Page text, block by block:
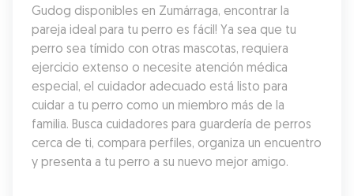
Gudog disponibles en Zumárraga, encontrar la
pareja ideal para tu perro es fácil! Ya sea que tu
perro sea tímido con otras mascotas, requiera
ejercicio extenso o necesite atención médica
especial, el cuidador adecuado está listo para
cuidar a tu perro como un miembro más de la
familia. Busca cuidadores para guardería de perros
cerca de ti, compara perfiles, organiza un encuentro
y presenta a tu perro a su nuevo mejor amigo.